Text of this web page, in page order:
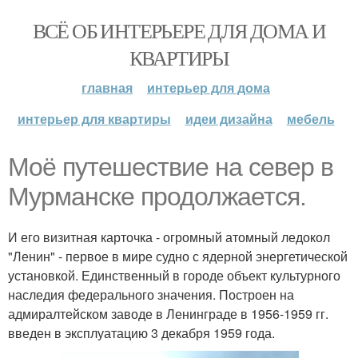
ВСЁ ОБ ИНТЕРЬЕРЕ ДЛЯ ДОМА И
КВАРТИРЫ
главная
интерьер для дома
интерьер для квартиры
идеи дизайна мебель
Моё путешествие на север в
Мурманске продолжается.
И его визитная карточка - огромный атомный ледокол
"Ленин" - первое в мире судно с ядерной энергетической
установкой. Единственный в городе объект культурного
наследия федерального значения. Построен на
адмиралтейском заводе в Ленинграде в 1956-1959 гг.
введен в эксплуатацию 3 декабря 1959 года.